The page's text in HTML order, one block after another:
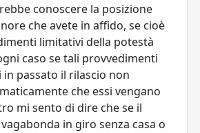
conoscere la posizione
che avete in affido, se cioè
limitativi della potestà
caso se tali provvedimenti
passato il rilascio non
che essi vengano
mi sento di dire che se il
in giro senza casa o